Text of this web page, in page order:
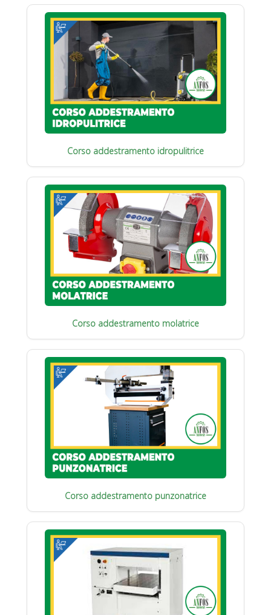
Corso addestramento idropulitrice
Corso addestramento molatrice
Corso addestramento punzonatrice